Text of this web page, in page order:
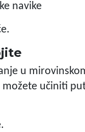
navike
u
učiniti